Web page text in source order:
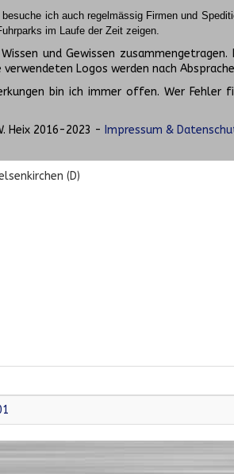
ich auch regelmässig Firmen und
im Laufe der Zeit zeigen.
und Gewissen
Logos werden nach
bin ich immer offen. Wer
Heix 2016-2023 - Impressum &
(D)